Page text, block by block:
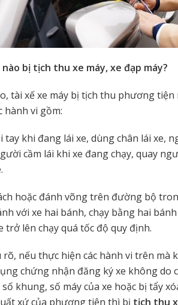
bị tịch thu xe máy, xe đạp máy?
tài xế xe máy bị tịch thu phương tiện
hành vi gồm:
tay khi đang lái xe, dùng chân lái xe,
cầm lái khi xe đang chạy, quay
hoặc đánh võng trên đường bộ
với xe hai bánh, chạy bằng hai
trở lên chạy quá tốc độ quy định.
nếu thực hiện các hành vi trên mà
chứng nhận đăng ký xe không do
khung, số máy của xe hoặc bị tẩy
xứ của phương tiện thì bị tịch thu